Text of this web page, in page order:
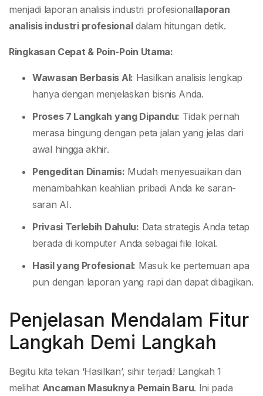
menjadi laporan analisis industri profesionallaporan
analisis industri profesionaldalam hitungan detik.
Ringkasan Cepat & Poin-Poin Utama:
Wawasan Berbasis AI: Hasilkan analisis lengkap
hanya dengan menjelaskan bisnis Anda.
Proses 7 Langkah yang Dipandu: Tidak pernah
merasa bingung dengan peta jalan yang jelas dari
awal hingga akhir.
Pengeditan Dinamis: Mudah menyesuaikan dan
menambahkan keahlian pribadi Anda ke saran-
saran AI.
Privasi Terlebih Dahulu: Data strategis Anda tetap
berada di komputer Anda sebagai file lokal.
Hasil yang Profesional: Masuk ke pertemuan apa
pun dengan laporan yang rapi dan dapat dibagikan.
Penjelasan Mendalam Fitur
Langkah Demi Langkah
Begitu kita tekan ‘Hasilkan’, sihir terjadi! Langkah 1
melihat Ancaman Masuknya Pemain Baru. Ini pada